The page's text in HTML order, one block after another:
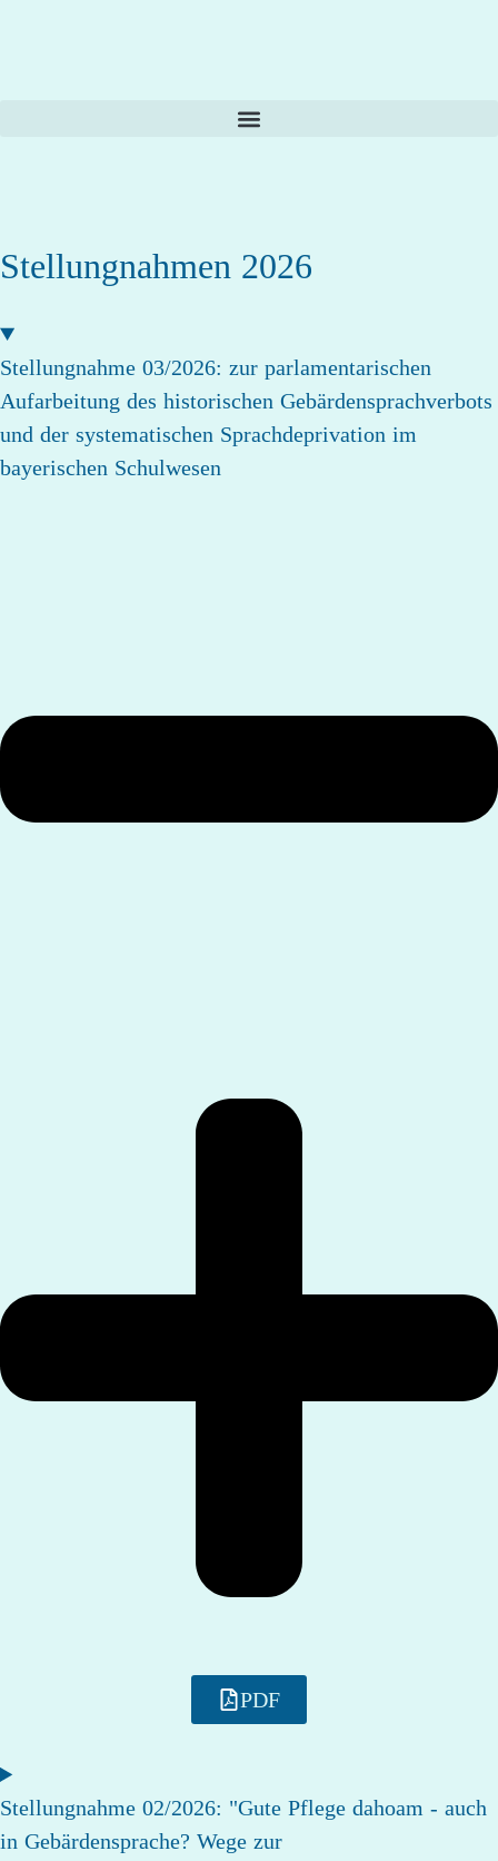
Stellungnahmen 2026
Stellungnahme 03/2026: zur parlamentarischen
Aufarbeitung des historischen Gebärdensprachverbots
und der systematischen Sprachdeprivation im
bayerischen Schulwesen
PDF
Stellungnahme 02/2026: "Gute Pflege dahoam - auch
in Gebärdensprache? Wege zur